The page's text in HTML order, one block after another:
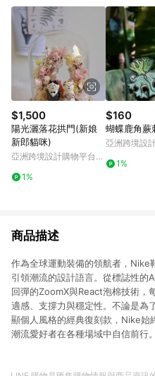
$1,500
陽光灑落花拱門(新娘
新郎貓咪)
亞洲跨境設計購物平台
1%
$160
蝴蝶鹿角蕨
亞洲跨境設
1%
商品描述
作為全球運動裝備的領航者，Nike
引領潮流的設計語言。從標誌性
回彈的ZoomX與React泡棉技術，
適感、支撐力與穩定性。不論是為
顯個人風格的經典復刻款，Nike始
潮流愛好者在各種場域中自信前行。